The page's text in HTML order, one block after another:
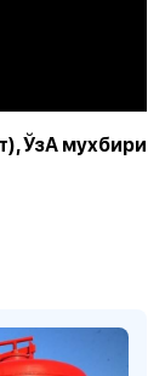
ЎзА мухбири